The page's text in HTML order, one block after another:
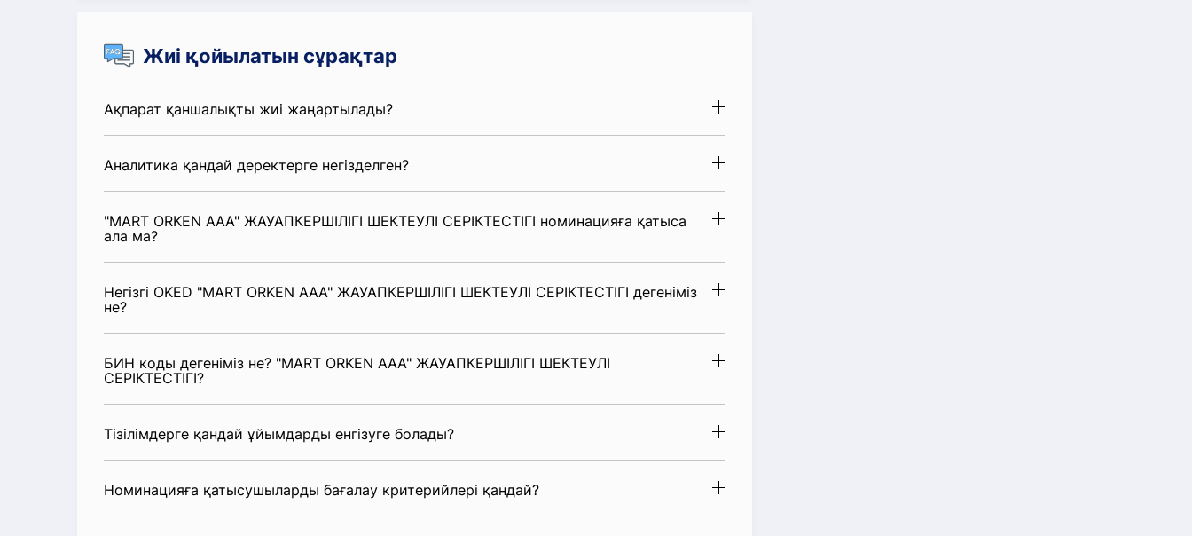
Жиі қойылатын сұрақтар
Ақпарат қаншалықты жиі жаңартылады?
Аналитика қандай деректерге негізделген?
"MART ORKEN ААА" ЖАУАПКЕРШІЛІГІ ШЕКТЕУЛІ СЕРІКТЕСТІГІ номинацияға қатыса
ала ма?
Негізгі OKED "MART ORKEN ААА" ЖАУАПКЕРШІЛІГІ ШЕКТЕУЛІ СЕРІКТЕСТІГІ дегеніміз
не?
БИН коды дегеніміз не? "MART ORKEN ААА" ЖАУАПКЕРШІЛІГІ ШЕКТЕУЛІ
СЕРІКТЕСТІГІ?
Тізілімдерге қандай ұйымдарды енгізуге болады?
Номинацияға қатысушыларды бағалау критерийлері қандай?